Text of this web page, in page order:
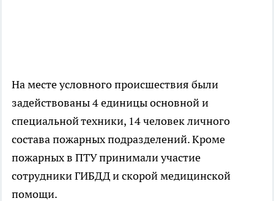
На месте условного происшествия были
задействованы 4 единицы основной и
специальной техники, 14 человек личного
состава пожарных подразделений. Кроме
пожарных в ПТУ принимали участие
сотрудники ГИБДД и скорой медицинской
помощи.